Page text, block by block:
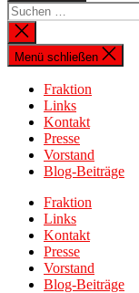
Suche
nach:
Suche
schließen
Menü schließen
Fraktion
Links
Kontakt
Presse
Vorstand
Blog-Beiträge
Fraktion
Links
Kontakt
Presse
Vorstand
Blog-Beiträge